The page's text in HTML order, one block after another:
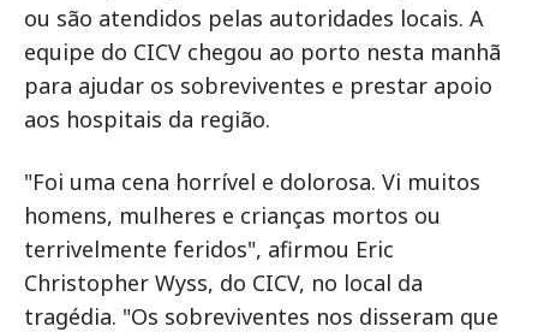
ou são atendidos pelas autoridades locais. A
equipe do CICV chegou ao porto nesta manhã
para ajudar os sobreviventes e prestar apoio
aos hospitais da região.
"Foi uma cena horrível e dolorosa. Vi muitos
homens, mulheres e crianças mortos ou
terrivelmente feridos", afirmou Eric
Christopher Wyss, do CICV, no local da
tragédia. "Os sobreviventes nos disseram que